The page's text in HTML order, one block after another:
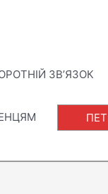
ЗВ’ЯЗОК